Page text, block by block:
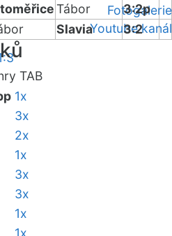
Fotogalerie
Youtube kanál
Tábor
3:2p
Slavia 3:2
TAB
1x
3x
2x
1x
3x
3x
1x
1x